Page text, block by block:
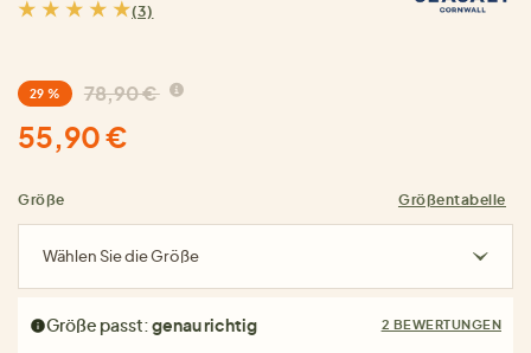
(3)
29 % 78,90 €
55,90 €
Größe Größentabelle
Wählen Sie die Größe
Größe passt:genau richtig 2 BEWERTUNGEN